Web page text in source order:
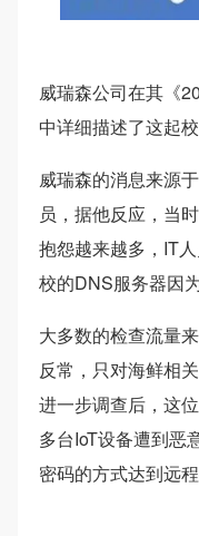
威瑞森公司在其《
中详细描述了这起
威瑞森的消息来源
员，据他反应，当
抱怨越来越多，IT
校的DNS服务器因
大多数的检查流量
反常，只对海鲜相
进一步调查后，这
多台IoT设备遭到恶
密码的方式达到远